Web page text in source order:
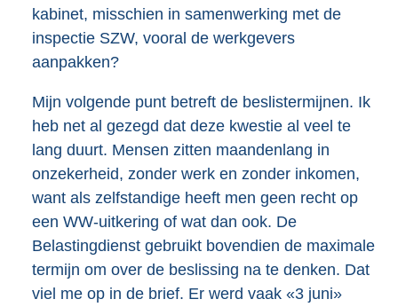
kabinet, misschien in samenwerking met de
inspectie SZW, vooral de werkgevers
aanpakken?
Mijn volgende punt betreft de beslistermijnen. Ik
heb net al gezegd dat deze kwestie al veel te
lang duurt. Mensen zitten maandenlang in
onzekerheid, zonder werk en zonder inkomen,
want als zelfstandige heeft men geen recht op
een WW-uitkering of wat dan ook. De
Belastingdienst gebruikt bovendien de maximale
termijn om over de beslissing na te denken. Dat
viel me op in de brief. Er werd vaak «3 juni»